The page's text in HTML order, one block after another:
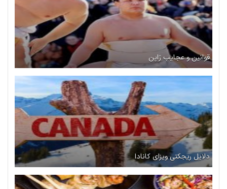
قوانین و عجایب ژاپن
دلایل ریجکتی ویزای کانادا